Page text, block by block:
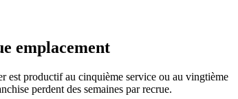
emplacement
est productif au cinquième service ou au vingtième
perdent des semaines par recrue.